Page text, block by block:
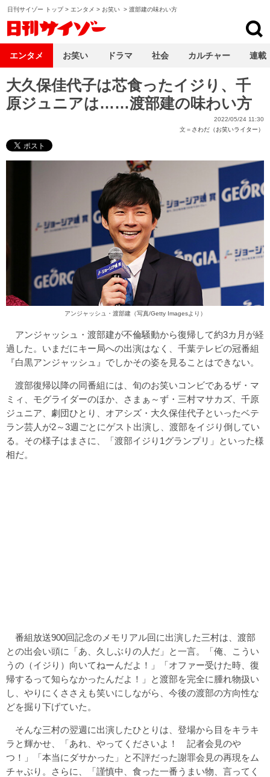
日刊サイゾー トップ> エンタメ > お笑い > 渡部建の味わい方
大久保佳代子は芯食ったイジり、千
原ジュニアは……渡部建の味わい方
2022/05/24 11:30
文＝ さわだ（お笑いライター）
アンジャッシュ・渡部建（写真/Getty Imagesより）
アンジャッシュ・渡部建が不倫騒動から復帰して約3カ月が経
過した。いまだにキー局への出演はなく、千葉テレビの冠番組
『白黒アンジャッシュ』でしかその姿を見ることはできない。
渡部復帰以降の同番組には、旬のお笑いコンビであるザ・マ
ミィ、モグライダーのほか、さまぁ～ず・三村マサカズ、千原
ジュニア、劇団ひとり、オアシズ・大久保佳代子といったベテ
ラン芸人が2～3週ごとにゲスト出演し、渡部をイジり倒してい
る。その様子はまさに、「渡部イジり1グランプリ」といった様
相だ。
番組放送900回記念のメモリアル回に出演した三村は、渡部
との出会い頭に「あ、久しぶりの人だ」と一言。「俺、こうい
うの（イジり）向いてねーんだよ！」「オファー受けた時、復
帰するって知らなかったんだよ！」と渡部を完全に腫れ物扱い
し、やりにくささえも笑いにしながら、今後の渡部の方向性な
どを掘り下げていた。
そんな三村の翌週に出演したひとりは、登場から目をキラキ
ラと輝かせ、「あれ、やってくださいよ！ 記者会見のや
つ！」「本当にダサかった」と不評だった謝罪会見の再現をム
チャぶり。さらに、「謹慎中、食った一番うまい物、言ってく
エンタメ お笑い ドラマ 社会 カルチャー 連載